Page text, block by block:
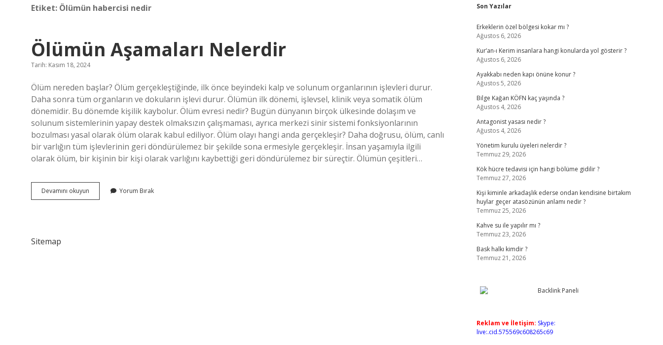
Etiket: Ölümün habercisi nedir
Ölümün Aşamaları Nelerdir
Tarih: Kasım 18, 2024
Ölüm nereden başlar? Ölüm gerçekleştiğinde, ilk önce beyindeki kalp ve solunum organlarının işlevleri durur.
Daha sonra tüm organların ve dokuların işlevi durur. Ölümün ilk dönemi, işlevsel, klinik veya somatik ölüm
dönemidir. Bu dönemde kişilik kaybolur. Ölüm evresi nedir? Bugün dünyanın birçok ülkesinde dolaşım ve
solunum sistemlerinin yapay destek olmaksızın çalışmaması, ayrıca merkezi sinir sistemi fonksiyonlarının
bozulması yasal olarak ölüm olarak kabul ediliyor. Ölüm olayı hangi anda gerçekleşir? Daha doğrusu, ölüm, canlı
bir varlığın tüm işlevlerinin geri döndürülemez bir şekilde sona ermesiyle gerçekleşir. İnsan yaşamıyla ilgili
olarak ölüm, bir kişinin bir kişi olarak varlığını kaybettiği geri döndürülemez bir süreçtir. Ölümün çeşitleri…
Devamını okuyun Ölümün
Aşamaları
Yorum Bırak
Sitemap
Sidebar
Son Yazılar
Erkeklerin özel bölgesi kokar mı ?
Ağustos 6, 2026
Kur’an-ı Kerim insanlara hangi konularda yol gösterir ?
Ağustos 6, 2026
Ayakkabı neden kapı önüne konur ?
Ağustos 5, 2026
Bilge Kağan KÖFN kaç yaşında ?
Ağustos 4, 2026
Antagonist yasası nedir ?
Ağustos 4, 2026
Yönetim kurulu üyeleri nelerdir ?
Temmuz 29, 2026
Kök hücre tedavisi için hangi bölüme gidilir ?
Temmuz 27, 2026
Kişi kiminle arkadaşlık ederse ondan kendisine birtakım
huylar geçer atasözünün anlamı nedir ?
Temmuz 25, 2026
Kahve su ile yapılır mı ?
Temmuz 23, 2026
Bask halkı kimdir ?
Temmuz 21, 2026
Reklam ve İletişim: Skype:
live:.cid.575569c608265c69